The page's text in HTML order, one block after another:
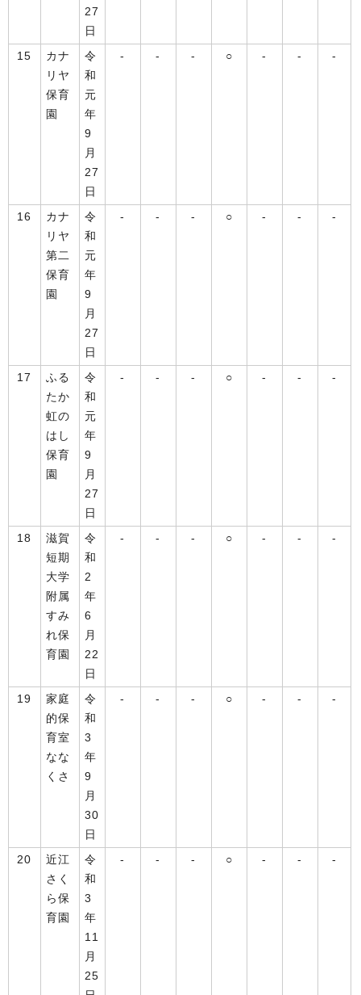
27
日
15
カナ
リヤ
保育
園
令
和
元
年
9
月
27
日
- - - ○ - - -
16
カナ
リヤ
第二
保育
園
令
和
元
年
9
月
27
日
- - - ○ - - -
17
ふる
たか
虹の
はし
保育
園
令
和
元
年
9
月
27
日
- - - ○ - - -
18
滋賀
短期
大学
附属
すみ
れ保
育園
令
和
2
年
6
月
22
日
- - - ○ - - -
19
家庭
的保
育室
なな
くさ
令
和
3
年
9
月
30
日
- - - ○ - - -
20
近江
さく
ら保
育園
令
和
3
年
11
月
25
- - - ○ - - -